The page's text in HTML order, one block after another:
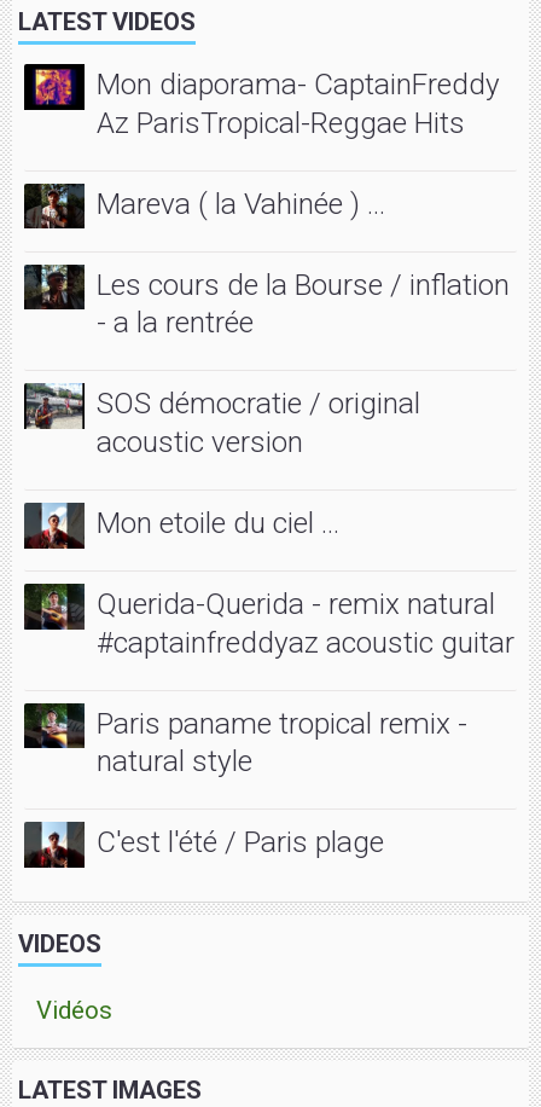
LATEST VIDEOS
Mon diaporama- CaptainFreddy
Az ParisTropical-Reggae Hits
Mareva ( la Vahinée ) ...
Les cours de la Bourse / inflation
- a la rentrée
SOS démocratie / original
acoustic version
Mon etoile du ciel ...
Querida-Querida - remix natural
#captainfreddyaz acoustic guitar
Paris paname tropical remix -
natural style
C'est l'été / Paris plage
VIDEOS
Vidéos
LATEST IMAGES